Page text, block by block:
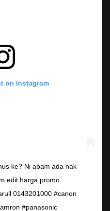
on Instagram
ke? Ni abam ada nak
edit harga promo.
0143201000 #canon
#panasonic